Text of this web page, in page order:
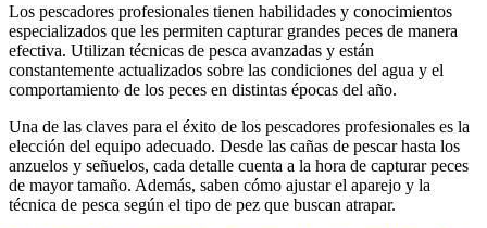
Los pescadores profesionales tienen habilidades y conocimientos
especializados que les permiten capturar grandes peces de manera
efectiva. Utilizan técnicas de pesca avanzadas y están
constantemente actualizados sobre las condiciones del agua y el
comportamiento de los peces en distintas épocas del año.
Una de las claves para el éxito de los pescadores profesionales es la
elección del equipo adecuado. Desde las cañas de pescar hasta los
anzuelos y señuelos, cada detalle cuenta a la hora de capturar peces
de mayor tamaño. Además, saben cómo ajustar el aparejo y la
técnica de pesca según el tipo de pez que buscan atrapar.